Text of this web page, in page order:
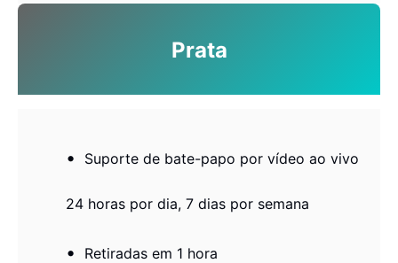
Prata
Suporte de bate-papo por vídeo ao vivo
24 horas por dia, 7 dias por semana
Retiradas em 1 hora